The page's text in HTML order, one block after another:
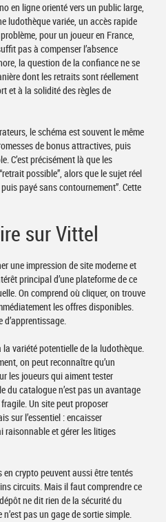
en ligne orienté vers un public large,
ludothèque variée, un accès rapide
pour un joueur en France,
pas à compenser l’absence
la question de la confiance ne se
dont les retraits sont réellement
et à la solidité des règles de
le schéma est souvent le même
de bonus attractives, puis
C’est précisément là que les
possible”, alors que le sujet réel
payé sans contournement”. Cette
sur Vittel
une impression de site moderne et
principal d’une plateforme de ce
On comprend où cliquer, on trouve
les offres disponibles.
d’apprentissage.
variété potentielle de la ludothèque.
on peut reconnaître qu’un
les joueurs qui aiment tester
du catalogue n’est pas un avantage
Un site peut proposer
sur l’essentiel : encaisser
raisonnable et gérer les litiges
crypto peuvent aussi être tentés
circuits. Mais il faut comprendre ce
ne dit rien de la sécurité du
pas un gage de sortie simple.